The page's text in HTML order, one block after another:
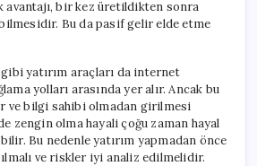
avantajı, bir kez üretildikten sonra
Bu da pasif gelir elde etme
yatırım araçları da internet
yolları arasında yer alır. Ancak bu
ve bilgi sahibi olmadan girilmesi
zengin olma hayali çoğu zaman hayal
Bu nedenle yatırım yapmadan önce
ve riskler iyi analiz edilmelidir.